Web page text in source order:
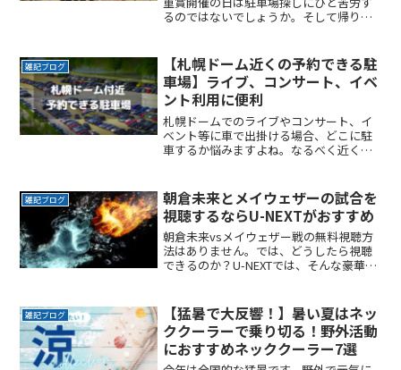
るのではないでしょうか。そして帰りの
阪神競馬場の近くで、予約できる駐車場
サービスを紹介します。ReadMore...
雑記ブログ
【札幌ドーム近くの予約できる駐
車場】ライブ、コンサート、イベ
ント利用に便利
札幌ドームでのライブやコンサート、イ
ベント等に車で出掛ける場合、どこに駐
車するか悩みますよね。なるべく近くに
たくない自由に入出庫がしたい帰りは渋
滞を避けてスムーズに帰りReadMore...
雑記ブログ
朝倉未来とメイウェザーの試合を
視聴するならU-NEXTがおすすめ
朝倉未来vsメイウェザー戦の無料視聴方
法はありません。では、どうしたら視聴
できるのか？U-NEXTでは、そんな豪華カ
家である朝倉未来の世紀の一戦が『超
RIZIN』でついに実現！
雑記ブログ
【猛暑で大反響！】暑い夏はネッ
ククーラーで乗り切る！野外活動
におすすめネッククーラー7選